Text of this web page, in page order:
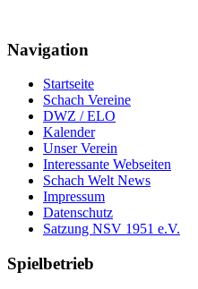
Navigation
Startseite
Schach Vereine
DWZ / ELO
Kalender
Unser Verein
Interessante Webseiten
Schach Welt News
Impressum
Datenschutz
Satzung NSV 1951 e.V.
Spielbetrieb